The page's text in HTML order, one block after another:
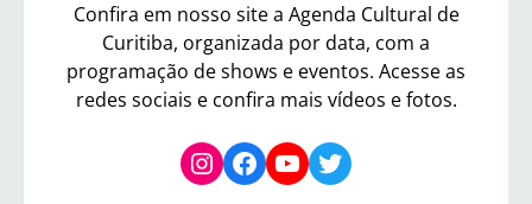
Confira em nosso site a Agenda Cultural de
Curitiba, organizada por data, com a
programação de shows e eventos. Acesse as
redes sociais e confira mais vídeos e fotos.
Instagram Facebook YouTube Twitter